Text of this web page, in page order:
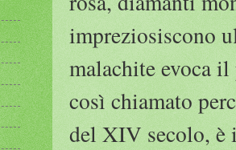
impreziosiscono
malachite evoca
così chiamato
del XIV secolo, è